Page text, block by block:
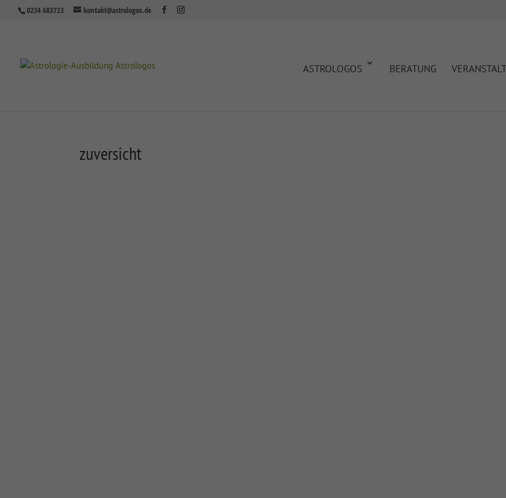
0234 683723 kontakt@astrologos.de
ASTROLOGOS BERATUNG
zuversicht